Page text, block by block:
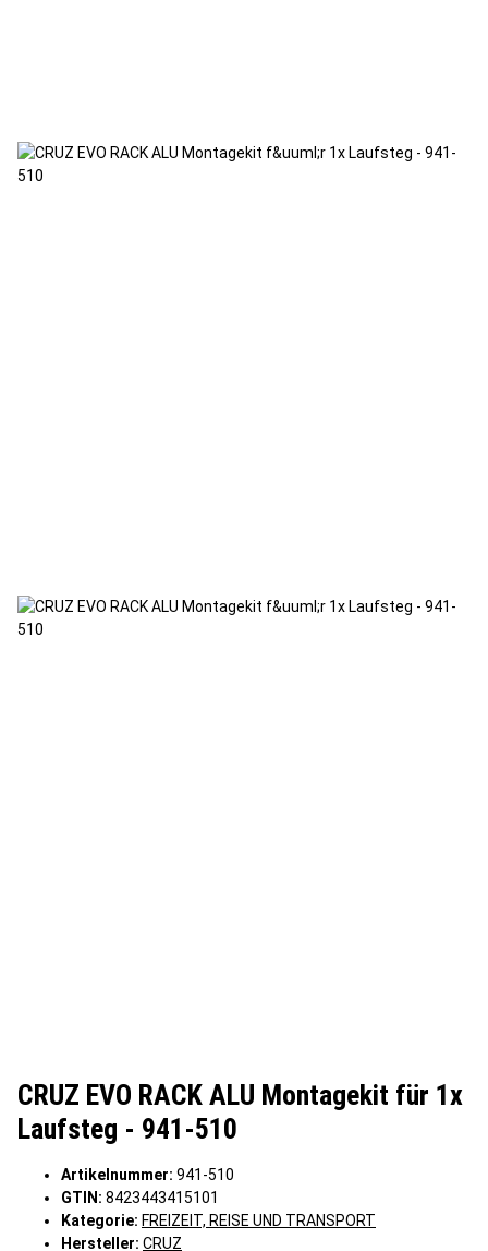
CRUZ EVO RACK ALU Montagekit für 1x
Laufsteg - 941-510
Artikelnummer: 941-510
GTIN: 8423443415101
Kategorie: FREIZEIT, REISE UND TRANSPORT
Hersteller: CRUZ